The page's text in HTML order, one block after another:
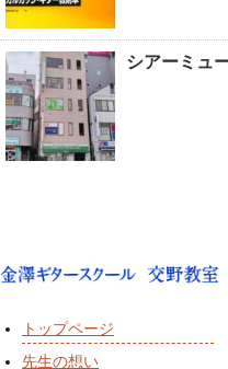
シアーミュ
トップページ
先生の想い